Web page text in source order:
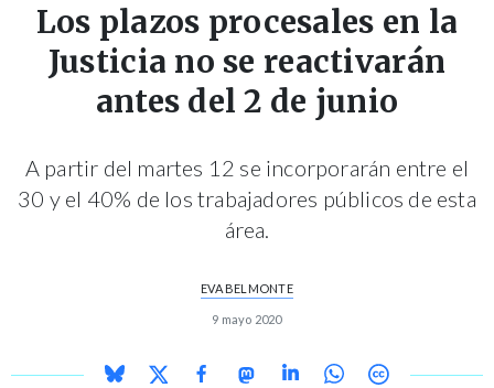
Los plazos procesales en la
Justicia no se reactivarán
antes del 2 de junio
A partir del martes 12 se incorporarán entre el
30 y el 40% de los trabajadores públicos de esta
área.
EVA BELMONTE
9 mayo 2020